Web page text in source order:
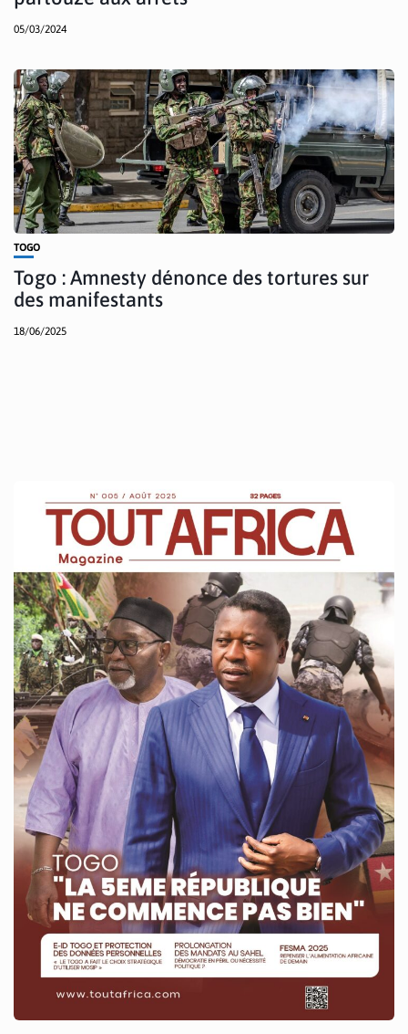
05/03/2024
TOGO
Togo : Amnesty dénonce des tortures sur
des manifestants
18/06/2025